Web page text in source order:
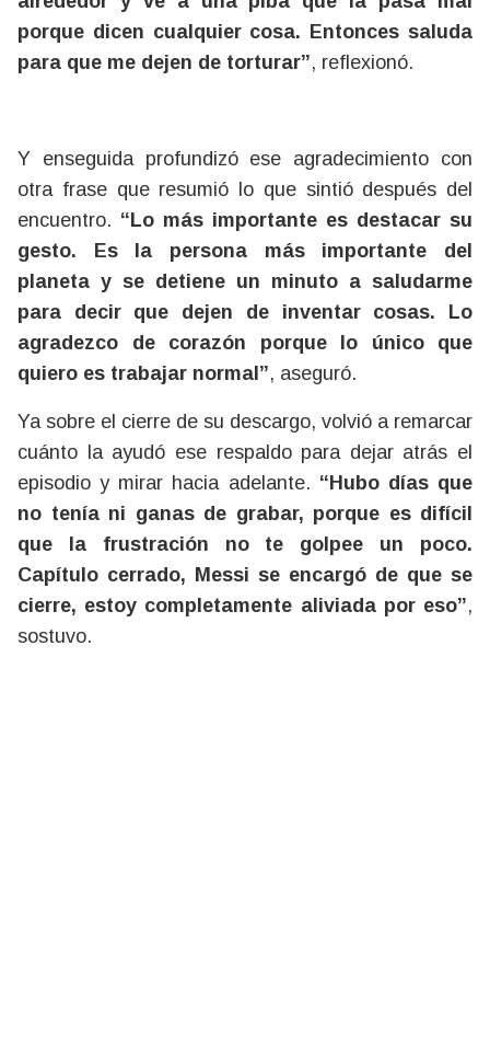
porque dicen cualquier cosa. Entonces saluda
para que me dejen de torturar”, reflexionó.
Y enseguida profundizó ese agradecimiento con
otra frase que resumió lo que sintió después del
encuentro. “Lo más importante es destacar su
gesto. Es la persona más importante del
planeta y se detiene un minuto a saludarme
para decir que dejen de inventar cosas. Lo
agradezco de corazón porque lo único que
quiero es trabajar normal”, aseguró.
Ya sobre el cierre de su descargo, volvió a remarcar
cuánto la ayudó ese respaldo para dejar atrás el
episodio y mirar hacia adelante. “Hubo días que
no tenía ni ganas de grabar, porque es difícil
que la frustración no te golpee un poco.
Capítulo cerrado, Messi se encargó de que se
cierre, estoy completamente aliviada por eso”,
sostuvo.